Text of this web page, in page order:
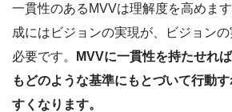
一貫性のあるMVVは理解度を高めま
成にはビジョンの実現が、ビジョン
必要です。
MVVに一貫性を持たせれ
もどのような基準にもとづいて行動
すくなります。